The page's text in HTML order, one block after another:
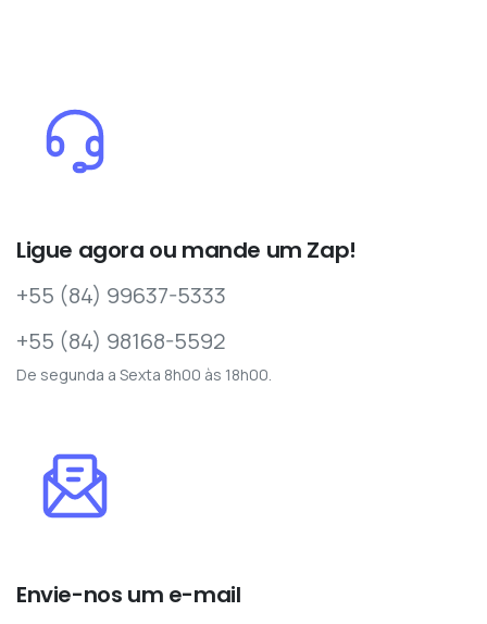
Ligue agora ou mande um Zap!
+55 (84) 99637-5333
+55 (84) 98168-5592
De segunda a Sexta 8h00 às 18h00.
Envie-nos um e-mail